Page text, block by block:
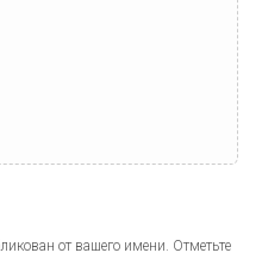
от вашего имени. Отметьте